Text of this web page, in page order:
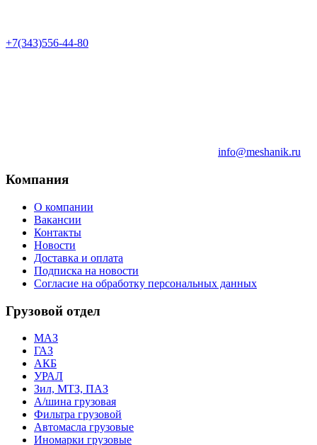
+7(343)556-44-80
info@meshanik.ru
Компания
О компании
Вакансии
Контакты
Новости
Доставка и оплата
Подписка на новости
Согласие на обработку персональных данных
Грузовой отдел
МАЗ
ГАЗ
АКБ
УРАЛ
Зил, МТЗ, ПАЗ
А/шина грузовая
Фильтра грузовой
Автомасла грузовые
Иномарки грузовые